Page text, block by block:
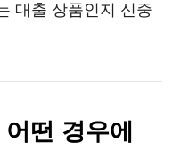
대출 상품인지 신중
떤 경우에